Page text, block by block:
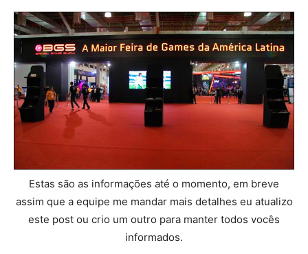
Estas são as informações até o momento, em breve
assim que a equipe me mandar mais detalhes eu atualizo
este post ou crio um outro para manter todos vocês
informados.